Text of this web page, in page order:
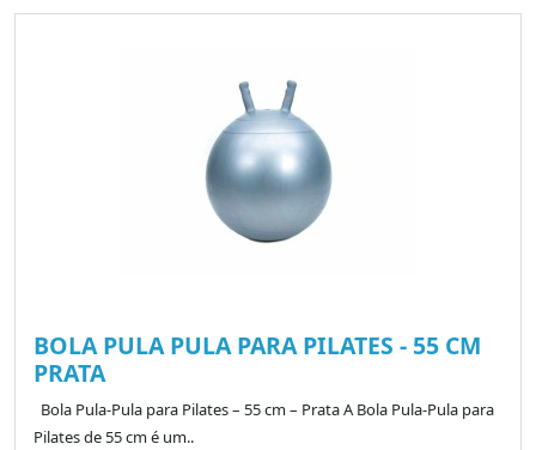
BOLA PULA PULA PARA PILATES - 55 CM
PRATA
Bola Pula-Pula para Pilates – 55 cm – Prata A Bola Pula-Pula para
Pilates de 55 cm é um..